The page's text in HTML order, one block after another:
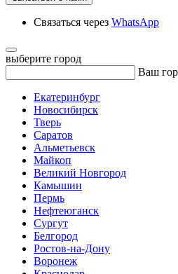
Связаться через WhatsApp
выберите город
Ваш
Екатеринбург
Новосибирск
Тверь
Саратов
Альметьевск
Майкоп
Великий Новгород
Камышин
Пермь
Нефтеюганск
Сургут
Белгород
Ростов-на-Дону
Воронеж